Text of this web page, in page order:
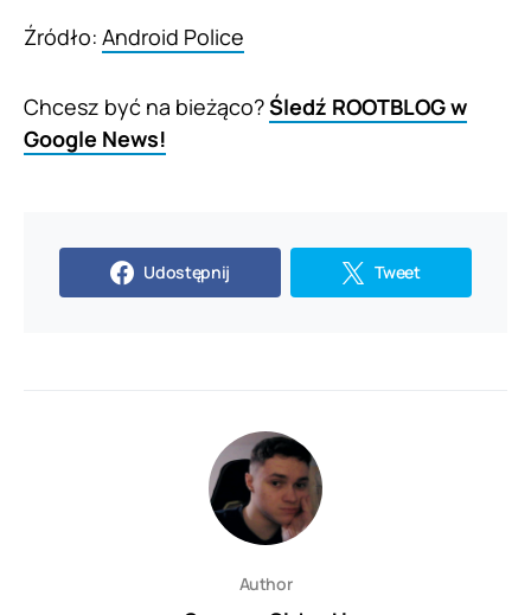
Źródło: Android Police
Chcesz być na bieżąco?Śledź ROOTBLOG w
Google News!
Udostępnij Tweet
Author